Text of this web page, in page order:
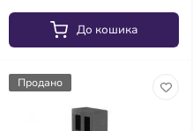
До кошика
Продано